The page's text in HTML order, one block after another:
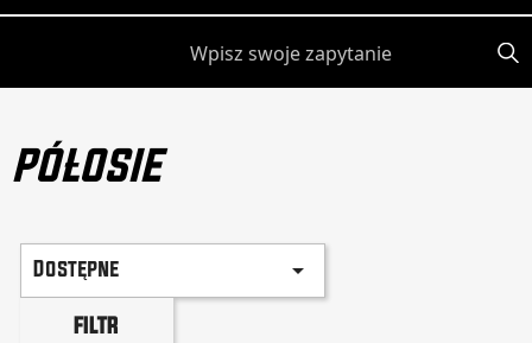
PÓŁOSIE
Dostępne 
FILTR